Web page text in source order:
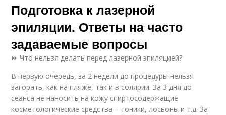
Подготовка к лазерной
эпиляции. Ответы на часто
задаваемые вопросы
⏩ Что нельзя делать перед лазерной эпиляцией?
В первую очередь, за 2 недели до процедуры нельзя
загорать, как на пляже, так и в солярии. За 3 дня до
сеанса не наносить на кожу спиртосодержащие
косметологические средства – тоники, лосьоны и т.д. За